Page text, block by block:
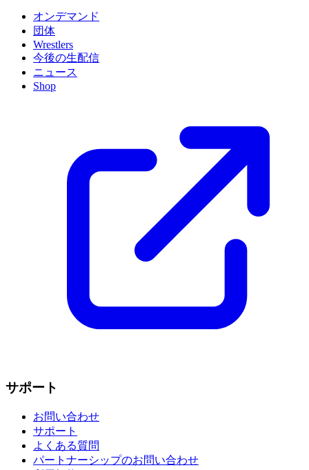
オンデマンド
団体
Wrestlers
今後の生配信
ニュース
Shop
サポート
お問い合わせ
サポート
よくある質問
パートナーシップのお問い合わせ